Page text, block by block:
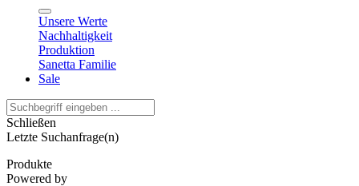
Unsere Werte
Nachhaltigkeit
Produktion
Sanetta Familie
Sale
Schließen
Letzte Suchanfrage(n)
Produkte
Powered by